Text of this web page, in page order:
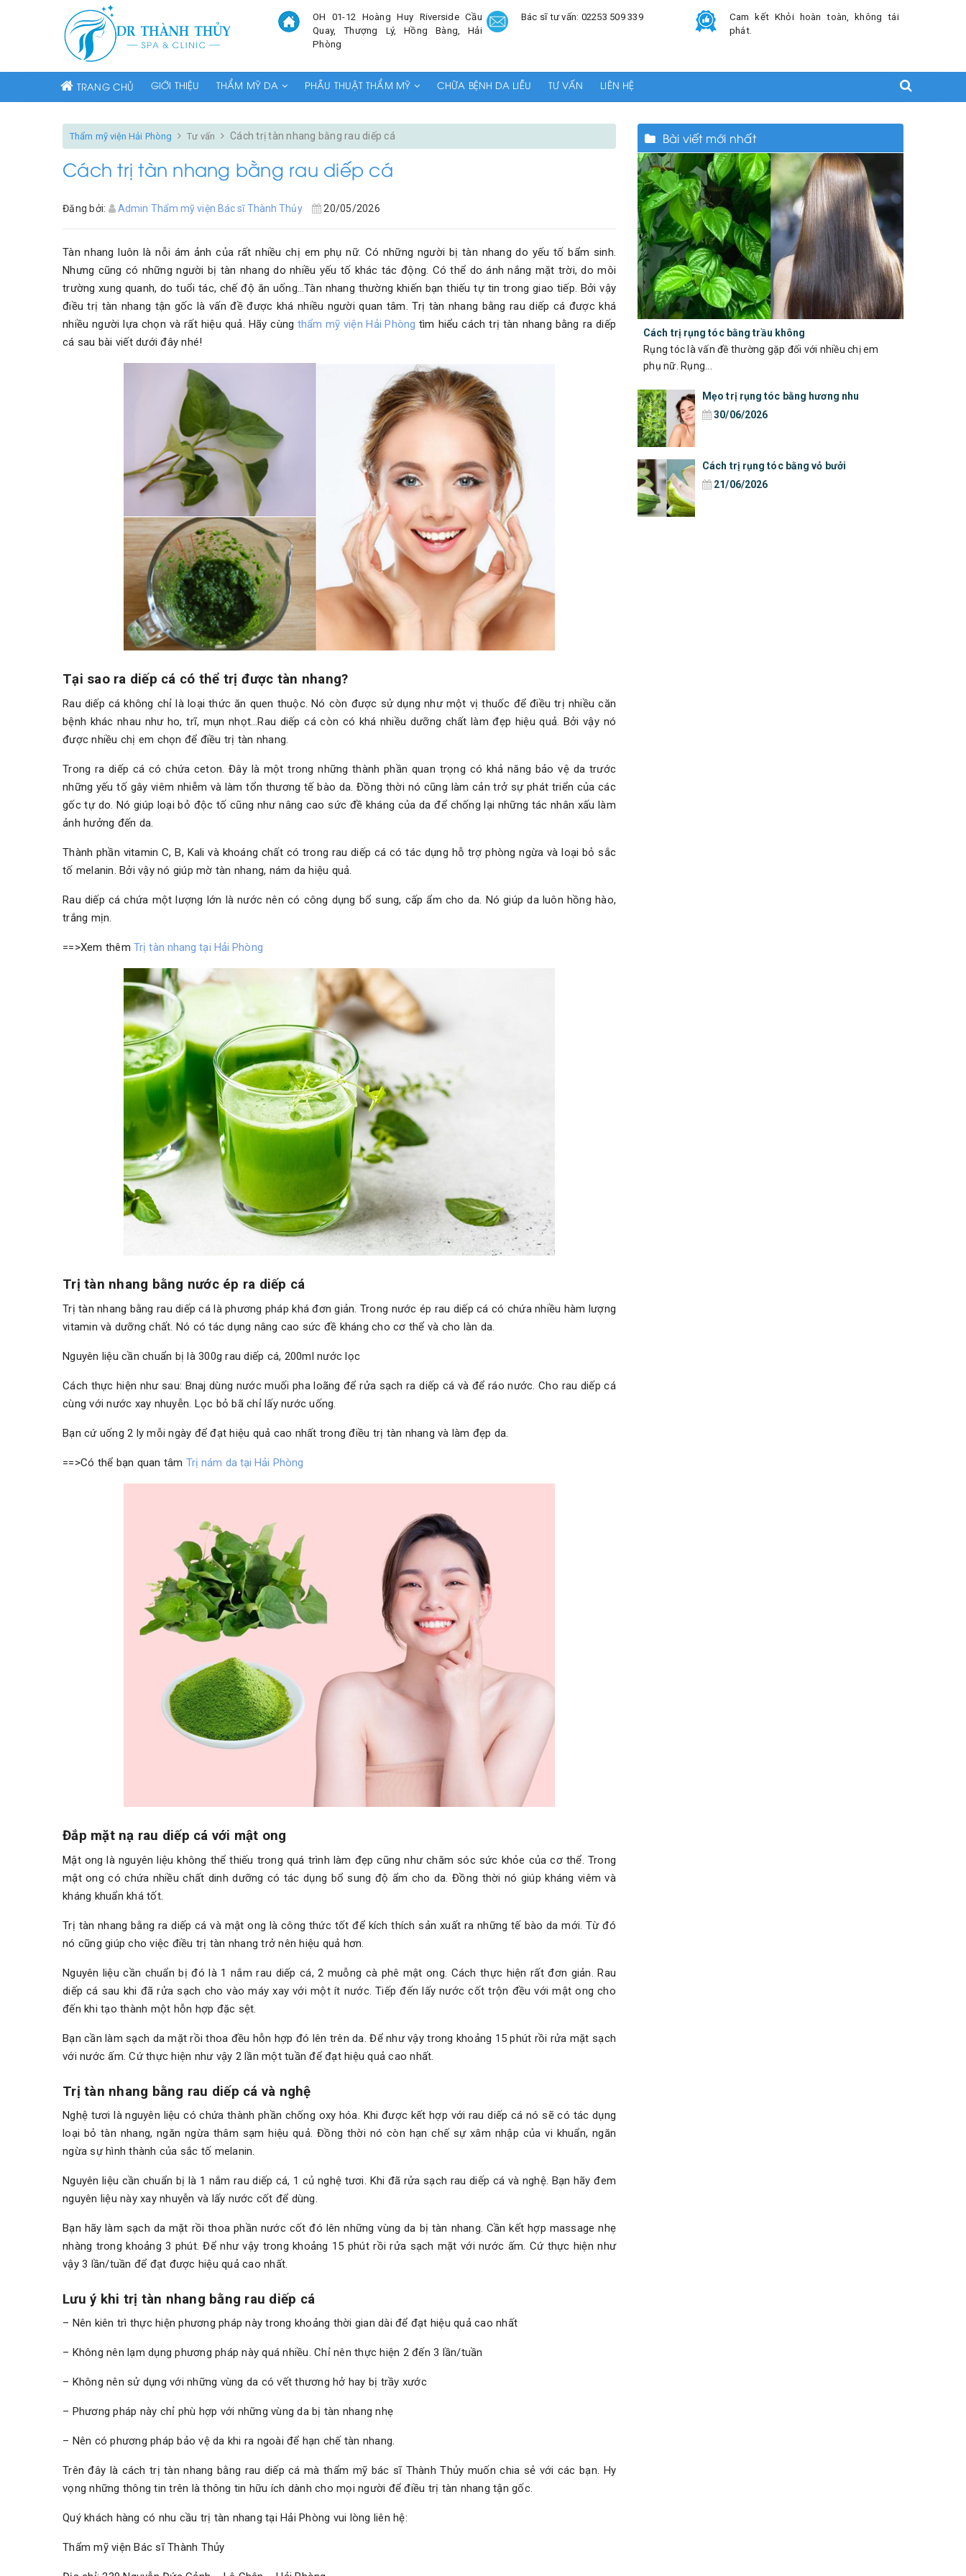
OH 01-12 Hoàng Huy Riverside Cầu
Quay, Thượng Lý, Hồng Bàng, Hải
Phòng
Bác sĩ tư vấn: 02253 509 339
Cam kết Khỏi hoàn toàn, không tái
phát.
TRANG CHỦ GIỚI THIỆU THẨM MỸ DA PHẪU THUẬT THẨM MỸ CHỮA BỆNH DA LIỄU TƯ VẤN LIÊN HỆ
Thẩm mỹ viện Hải Phòng Tư vấn Cách trị tàn nhang bằng rau diếp cá
Cách trị tàn nhang bằng rau diếp cá
Đăng bởi: Admin Thẩm mỹ viện Bác sĩ Thành Thủy 20/05/2026
Tàn nhang luôn là nỗi ám ảnh của rất nhiều chị em phụ nữ. Có những người bị tàn nhang do yếu tố bẩm sinh.
Nhưng cũng có những người bị tàn nhang do nhiều yếu tố khác tác động. Có thể do ánh nắng mặt trời, do môi
trường xung quanh, do tuổi tác, chế độ ăn uống…Tàn nhang thường khiến bạn thiếu tự tin trong giao tiếp. Bởi vậy
điều trị tàn nhang tận gốc là vấn đề được khá nhiều người quan tâm. Trị tàn nhang bằng rau diếp cá được khá
nhiều người lựa chọn và rất hiệu quả. Hãy cùngthẩm mỹ viện Hải Phòng tìm hiểu cách trị tàn nhang bằng ra diếp
cá sau bài viết dưới đây nhé!
Tại sao ra diếp cá có thể trị được tàn nhang?
Rau diếp cá không chỉ là loại thức ăn quen thuộc. Nó còn được sử dụng như một vị thuốc để điều trị nhiều căn
bệnh khác nhau như ho, trĩ, mụn nhọt…Rau diếp cá còn có khá nhiều dưỡng chất làm đẹp hiệu quả. Bởi vậy nó
được nhiều chị em chọn để điều trị tàn nhang.
Trong ra diếp cá có chứa ceton. Đây là một trong những thành phần quan trọng có khả năng bảo vệ da trước
những yếu tố gây viêm nhiễm và làm tổn thương tế bào da. Đồng thời nó cũng làm cản trở sự phát triển của các
gốc tự do. Nó giúp loại bỏ độc tố cũng như nâng cao sức đề kháng của da để chống lại những tác nhân xấu làm
ảnh hưởng đến da.
Thành phần vitamin C, B, Kali và khoáng chất có trong rau diếp cá có tác dụng hỗ trợ phòng ngừa và loại bỏ sắc
tố melanin. Bởi vậy nó giúp mờ tàn nhang, nám da hiệu quả.
Rau diếp cá chứa một lượng lớn là nước nên có công dụng bổ sung, cấp ẩm cho da. Nó giúp da luôn hồng hào,
trắng mịn.
==>Xem thêm Trị tàn nhang tại Hải Phòng
Trị tàn nhang bằng nước ép ra diếp cá
Trị tàn nhang bằng rau diếp cá là phương pháp khá đơn giản. Trong nước ép rau diếp cá có chứa nhiều hàm lượng
vitamin và dưỡng chất. Nó có tác dụng nâng cao sức đề kháng cho cơ thể và cho làn da.
Nguyên liệu cần chuẩn bị là 300g rau diếp cá, 200ml nước lọc
Cách thực hiện như sau: Bnaj dùng nước muối pha loãng để rửa sạch ra diếp cá và để ráo nước. Cho rau diếp cá
cùng với nước xay nhuyễn. Lọc bỏ bã chỉ lấy nước uống.
Bạn cứ uống 2 ly mỗi ngày để đạt hiệu quả cao nhất trong điều trị tàn nhang và làm đẹp da.
==>Có thể bạn quan tâm Trị nám da tại Hải Phòng
Đắp mặt nạ rau diếp cá với mật ong
Mật ong là nguyên liệu không thể thiếu trong quá trình làm đẹp cũng như chăm sóc sức khỏe của cơ thể. Trong
mật ong có chứa nhiều chất dinh dưỡng có tác dụng bổ sung độ ẩm cho da. Đồng thời nó giúp kháng viêm và
kháng khuẩn khá tốt.
Trị tàn nhang bằng ra diếp cá và mật ong là công thức tốt để kích thích sản xuất ra những tế bào da mới. Từ đó
nó cũng giúp cho việc điều trị tàn nhang trở nên hiệu quả hơn.
Nguyên liệu cần chuẩn bị đó là 1 nắm rau diếp cá, 2 muỗng cà phê mật ong. Cách thực hiện rất đơn giản. Rau
diếp cá sau khi đã rửa sạch cho vào máy xay với một ít nước. Tiếp đến lấy nước cốt trộn đều với mật ong cho
đến khi tạo thành một hỗn hợp đặc sệt.
Bạn cần làm sạch da mặt rồi thoa đều hỗn hợp đó lên trên da. Để như vậy trong khoảng 15 phút rồi rửa mặt sạch
với nước ấm. Cứ thực hiện như vậy 2 lần một tuần để đạt hiệu quả cao nhất.
Trị tàn nhang bằng rau diếp cá và nghệ
Nghệ tươi là nguyên liệu có chứa thành phần chống oxy hóa. Khi được kết hợp với rau diếp cá nó sẽ có tác dụng
loại bỏ tàn nhang, ngăn ngừa thâm sạm hiệu quả. Đồng thời nó còn hạn chế sự xâm nhập của vi khuẩn, ngăn
ngừa sự hình thành của sắc tố melanin.
Nguyên liệu cần chuẩn bị là 1 nắm rau diếp cá, 1 củ nghệ tươi. Khi đã rửa sạch rau diếp cá và nghệ. Bạn hãy đem
nguyên liệu này xay nhuyễn và lấy nước cốt để dùng.
Bạn hãy làm sạch da mặt rồi thoa phần nước cốt đó lên những vùng da bị tàn nhang. Cần kết hợp massage nhẹ
nhàng trong khoảng 3 phút. Để như vậy trong khoảng 15 phút rồi rửa sạch mặt với nước ấm. Cứ thực hiện như
vậy 3 lần/tuần để đạt được hiệu quả cao nhất.
Lưu ý khi trị tàn nhang bằng rau diếp cá
– Nên kiên trì thực hiện phương pháp này trong khoảng thời gian dài để đạt hiệu quả cao nhất
– Không nên lạm dụng phương pháp này quá nhiều. Chỉ nên thực hiện 2 đến 3 lần/tuần
– Không nên sử dụng với những vùng da có vết thương hở hay bị trầy xước
– Phương pháp này chỉ phù hợp với những vùng da bị tàn nhang nhẹ
– Nên có phương pháp bảo vệ da khi ra ngoài để hạn chế tàn nhang.
Trên đây là cách trị tàn nhang bằng rau diếp cá mà thẩm mỹ bác sĩ Thành Thủy muốn chia sẻ với các bạn. Hy
vọng những thông tin trên là thông tin hữu ích dành cho mọi người để điều trị tàn nhang tận gốc.
Quý khách hàng có nhu cầu trị tàn nhang tại Hải Phòng vui lòng liên hệ:
Thẩm mỹ viện Bác sĩ Thành Thủy
Bài viết mới nhất
Cách trị rụng tóc bằng trầu không
Rụng tóc là vấn đề thường gặp đối với nhiều chị em
phụ nữ. Rụng...
Mẹo trị rụng tóc bằng hương nhu
30/06/2026
Cách trị rụng tóc bằng vỏ bưởi
21/06/2026